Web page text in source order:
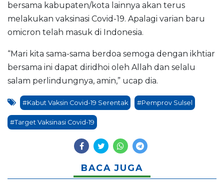
bersama kabupaten/kota lainnya akan terus
melakukan vaksinasi Covid-19. Apalagi varian baru
omicron telah masuk di Indonesia.
“Mari kita sama-sama berdoa semoga dengan ikhtiar
bersama ini dapat diridhoi oleh Allah dan selalu
salam perlindungnya, amin,” ucap dia.
#Kabut Vaksin Covid-19 Serentak #Pemprov Sulsel
#Target Vaksinasi Covid-19
BACA JUGA